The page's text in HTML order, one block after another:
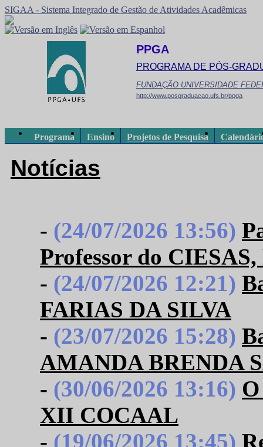
SIGAA - Sistema Integrado de Gestão de Atividades Acadêmicas
PPGA
PROGRAMA DE PÓS-
FUNDAÇÃO UNIVERSIDADE
http://www.posgraduacao.ufs.br/ppga
Programa Ensino Projetos de Pesquisa
Notícias
- (24/07/2026 13:56)
Professor do
- (24/07/2026 12:21)
FARIAS DA SILVA
- (23/07/2026 15:28)
AMANDA BRENDA
- (30/06/2026 13:16)
XII COCAAL
- (19/06/2026 13:45)